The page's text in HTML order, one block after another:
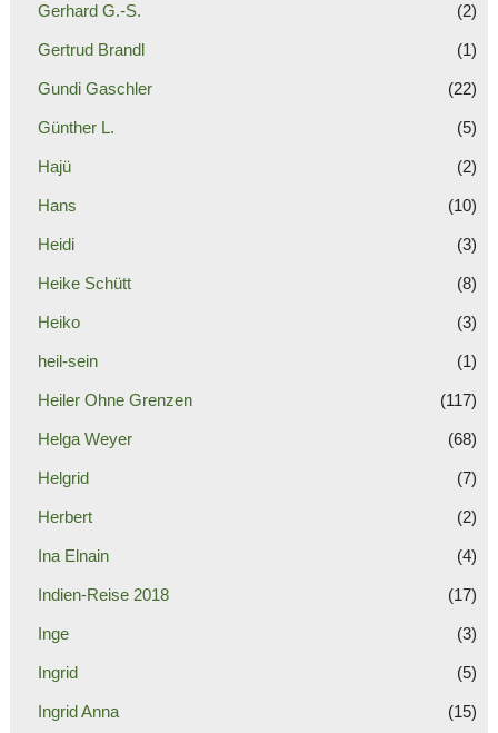
Gerhard G.-S. (2)
Gertrud Brandl (1)
Gundi Gaschler (22)
Günther L. (5)
Hajü (2)
Hans (10)
Heidi (3)
Heike Schütt (8)
Heiko (3)
heil-sein (1)
Heiler Ohne Grenzen (117)
Helga Weyer (68)
Helgrid (7)
Herbert (2)
Ina Elnain (4)
Indien-Reise 2018 (17)
Inge (3)
Ingrid (5)
Ingrid Anna (15)